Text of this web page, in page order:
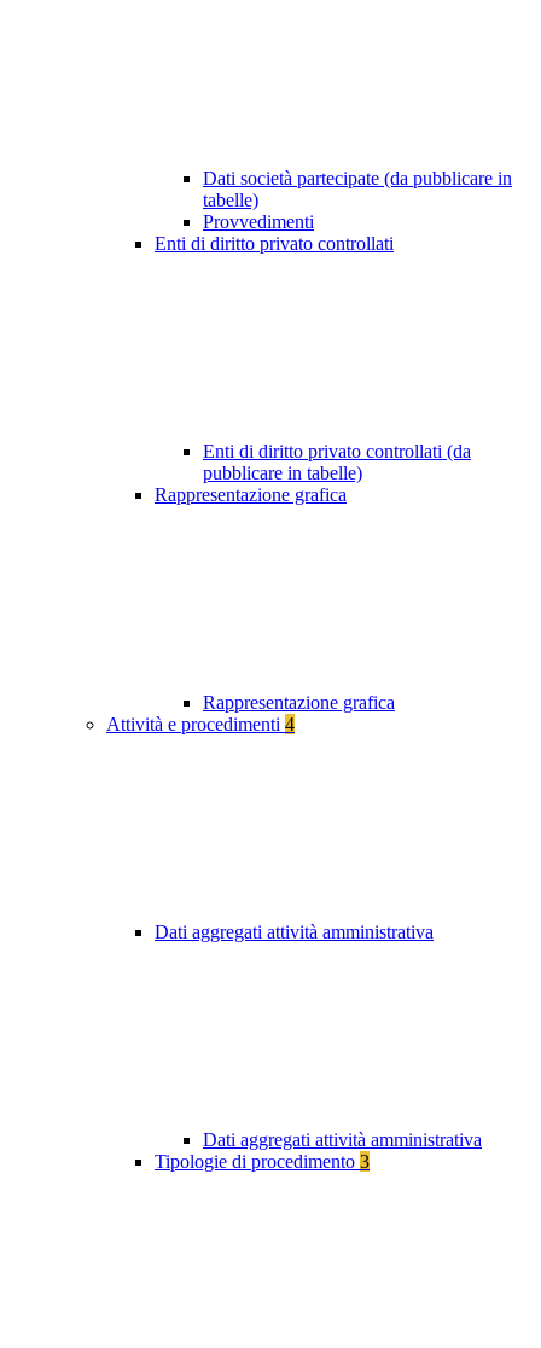
Dati società partecipate (da pubblicare in
tabelle)
Provvedimenti
Enti di diritto privato controllati
Enti di diritto privato controllati (da
pubblicare in tabelle)
Rappresentazione grafica
Rappresentazione grafica
Attività e procedimenti 4
Dati aggregati attività amministrativa
Dati aggregati attività amministrativa
Tipologie di procedimento 3